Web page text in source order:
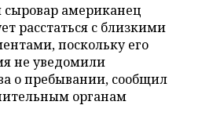
американец
расстаться с близкими
поскольку его
не уведомили
о пребывании, сообщил
органам